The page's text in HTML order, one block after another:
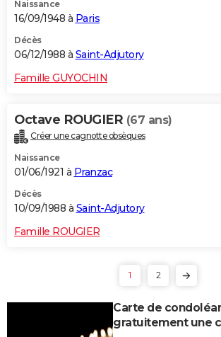
Naissance
16/09/1948 à Paris
Décès
06/12/1988 à Saint-Adjutory
Famille GUYOCHIN
Octave ROUGIER (67 ans)
Créer une cagnotte obsèques
Naissance
01/06/1921 à Pranzac
Décès
10/09/1988 à Saint-Adjutory
Famille ROUGIER
1 2
Carte de
gratuitement une